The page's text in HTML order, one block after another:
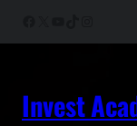
Invest